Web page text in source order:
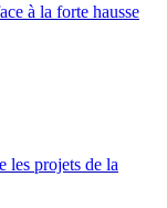
à la forte hausse
les projets de la